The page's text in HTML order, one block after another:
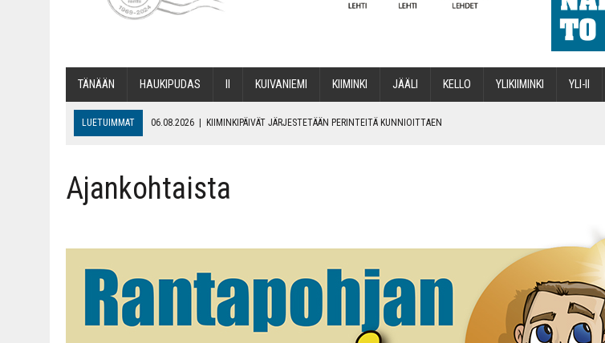
TÄNÄÄN HAU­KI­PU­DAS KUI­VA­NIE­MI KII­MIN­KI JÄÄ­LI KEL­LO YLI­KII­MIN­KI YLI-II
LUETUIMMAT 06.08.2026 | KII­MIN­KI­PÄI­VÄT JÄR­JES­TE­TÄÄN PERIN­TEI­TÄ KUNNIOITTAEN
06.08.2026 MAKA­RO­NI­LAA­TI­KOL­LA ARKEEN
06.08.2026 | OPIN­TOI­HIN KAN­SA­LAIS­OPIS­TOS­SA VOI SAA­DA AVUSTUSTA
Ajankohtaista